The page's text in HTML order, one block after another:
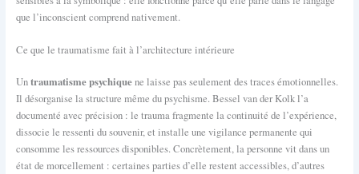
que l’inconscient comprend nativement.
Ce que le traumatisme fait à l’architecture intérieure
Untraumatisme psychiquene laisse pas seulement des traces émotionnelles.
Il désorganise la structure même du psychisme. Bessel van der Kolk l’a
documenté avec précision : le trauma fragmente la continuité de l’expérience,
dissocie le ressenti du souvenir, et installe une vigilance permanente qui
consomme les ressources disponibles. Concrètement, la personne vit dans un
état de morcellement : certaines parties d’elle restent accessibles, d’autres